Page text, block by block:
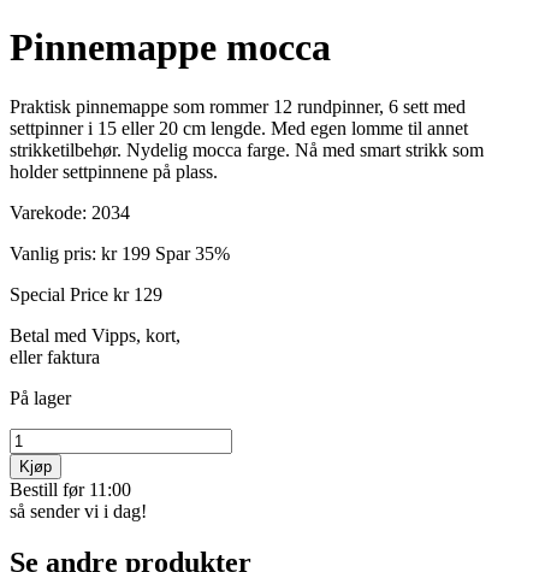
Pinnemappe mocca
Praktisk pinnemappe som rommer 12 rundpinner, 6 sett med
settpinner i 15 eller 20 cm lengde. Med egen lomme til annet
strikketilbehør. Nydelig mocca farge. Nå med smart strikk som
holder settpinnene på plass.
Varekode: 2034
Vanlig pris: kr 199 Spar 35%
Special Price kr 129
Betal med Vipps, kort,
eller faktura
På lager
Kjøp
Bestill før 11:00
så sender vi i dag!
Se andre produkter